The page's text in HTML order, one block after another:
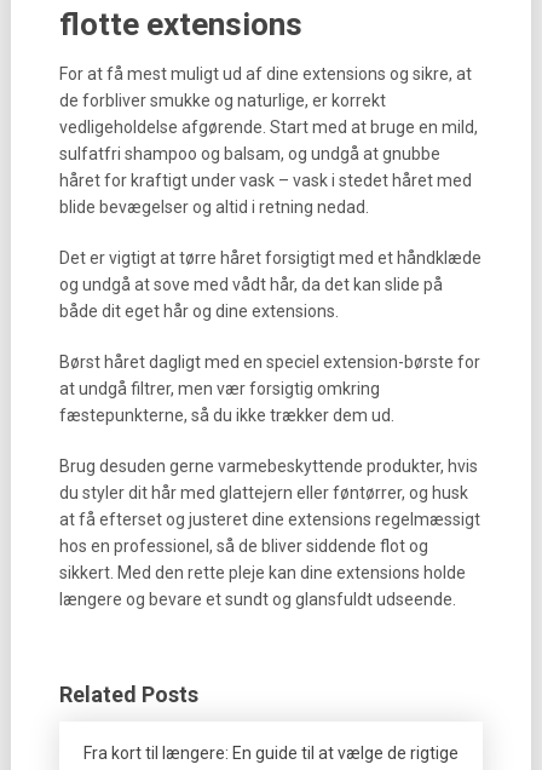
flotte extensions
For at få mest muligt ud af dine extensions og sikre, at
de forbliver smukke og naturlige, er korrekt
vedligeholdelse afgørende. Start med at bruge en mild,
sulfatfri shampoo og balsam, og undgå at gnubbe
håret for kraftigt under vask – vask i stedet håret med
blide bevægelser og altid i retning nedad.
Det er vigtigt at tørre håret forsigtigt med et håndklæde
og undgå at sove med vådt hår, da det kan slide på
både dit eget hår og dine extensions.
Børst håret dagligt med en speciel extension-børste for
at undgå filtrer, men vær forsigtig omkring
fæstepunkterne, så du ikke trækker dem ud.
Brug desuden gerne varmebeskyttende produkter, hvis
du styler dit hår med glattejern eller føntørrer, og husk
at få efterset og justeret dine extensions regelmæssigt
hos en professionel, så de bliver siddende flot og
sikkert. Med den rette pleje kan dine extensions holde
længere og bevare et sundt og glansfuldt udseende.
Related Posts
Fra kort til længere: En guide til at vælge de rigtige